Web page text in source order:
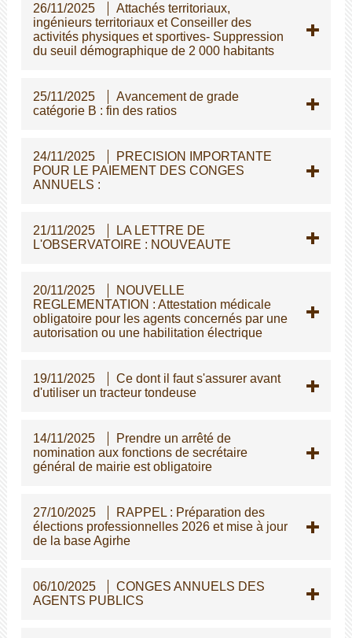
26/11/2025
Attachés territoriaux,
ingénieurs territoriaux et Conseiller des
activités physiques et sportives- Suppression
du seuil démographique de 2 000 habitants
25/11/2025
Avancement de grade
catégorie B : fin des ratios
24/11/2025
PRECISION IMPORTANTE
POUR LE PAIEMENT DES CONGES
ANNUELS :
21/11/2025
LA LETTRE DE
L'OBSERVATOIRE : NOUVEAUTE
20/11/2025
NOUVELLE
REGLEMENTATION : Attestation médicale
obligatoire pour les agents concernés par une
autorisation ou une habilitation électrique
19/11/2025
Ce dont il faut s'assurer avant
d'utiliser un tracteur tondeuse
14/11/2025
Prendre un arrêté de
nomination aux fonctions de secrétaire
général de mairie est obligatoire
27/10/2025
RAPPEL : Préparation des
élections professionnelles 2026 et mise à jour
de la base Agirhe
06/10/2025
CONGES ANNUELS DES
AGENTS PUBLICS